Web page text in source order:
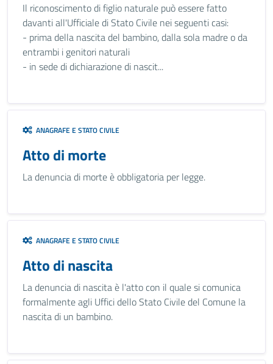
Il riconoscimento di figlio naturale può essere fatto
davanti all'Ufficiale di Stato Civile nei seguenti casi:
- prima della nascita del bambino, dalla sola madre o da
entrambi i genitori naturali
- in sede di dichiarazione di nascit...
ANAGRAFE E STATO CIVILE
Atto di morte
La denuncia di morte è obbligatoria per legge.
ANAGRAFE E STATO CIVILE
Atto di nascita
La denuncia di nascita è l'atto con il quale si comunica
formalmente agli Uffici dello Stato Civile del Comune la
nascita di un bambino.